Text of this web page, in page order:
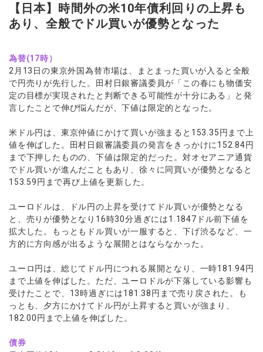
【日本】時間外の米10年債利回りの上昇も
あり、全般でドル買いが優勢となった
為替(17時）
2月13日の東京外国為替市場は、まとまった買いが入ると全般
で円売りが先行した。田村日銀審議委員が「この春にも物価安
定の目標が実現されたと判断できる可能性が十分にある」と発
言したことで伸び悩んだが、下値は限定的となった。
米ドル円は、東京仲値にかけて買いが強まると153.35円まで上
値を伸ばした。田村日銀審議委員の発言をきっかけに152.84円
まで下押したものの、下値は限定的だった。対オセアニア通貨
でドル買いが進んだこともあり、徐々に同買いが優勢となると
153.59円まで再び上値を更新した。
ユーロドルは、ドル円の上昇を受けてドル買いが優勢となる
と、売りが優勢となり16時30分過ぎには1.1847ドル前下値を
拡大した。もっともドル買いが一服すると、下げ渋るなど、一
方的に方向感が出るような展開とはならなかった。
ユーロ円は、総じてドル円につれる展開となり、一時181.94円
まで上値を伸ばした。ただ、ユーロドルが下落している影響も
受けたことで、13時過ぎには181.38円まで売り戻された。も
っとも、夕方にかけてドル円が上昇すると買いが強まり、
182.00円まで上値を伸ばした。
債券